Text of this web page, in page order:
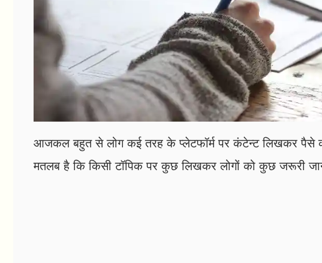
आजकल बहुत से लोग कई तरह के प्लेटफॉर्म पर कंटेन्ट लिखकर पैसे
मतलब है कि किसी टॉपिक पर कुछ लिखकर लोगों को कुछ जरूरी